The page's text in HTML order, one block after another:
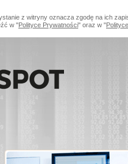
z witryny oznacza zgodę na ich
w "Polityce Prywatności" oraz w "